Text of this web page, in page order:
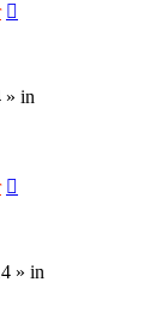
» in
» in